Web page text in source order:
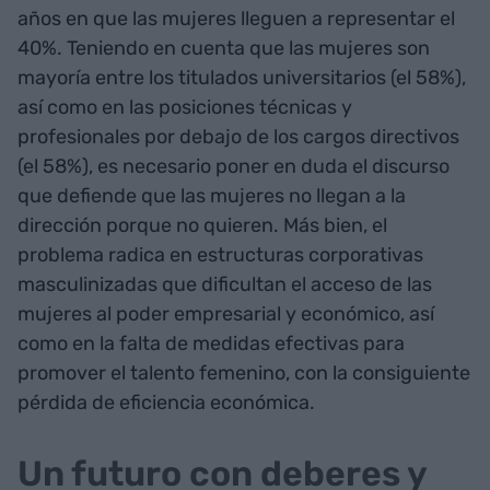
años en que las mujeres lleguen a representar el
40%. Teniendo en cuenta que las mujeres son
mayoría entre los titulados universitarios (el 58%),
así como en las posiciones técnicas y
profesionales por debajo de los cargos directivos
(el 58%), es necesario poner en duda el discurso
que defiende que las mujeres no llegan a la
dirección porque no quieren. Más bien, el
problema radica en estructuras corporativas
masculinizadas que dificultan el acceso de las
mujeres al poder empresarial y económico, así
como en la falta de medidas efectivas para
promover el talento femenino, con la consiguiente
pérdida de eficiencia económica.
Un futuro con deberes y